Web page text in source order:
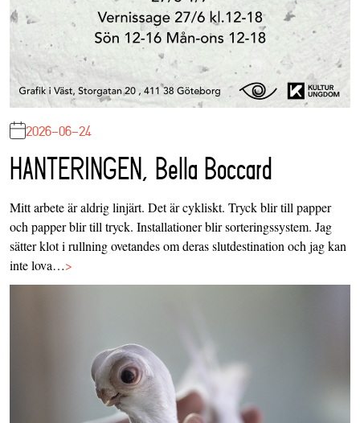
2026-06-24
HANTERINGEN, Bella Boccard
Mitt arbete är aldrig linjärt. Det är cykliskt. Tryck blir till papper
och papper blir till tryck. Installationer blir sorteringssystem. Jag
sätter klot i rullning ovetandes om deras slutdestination och jag kan
inte lova…>